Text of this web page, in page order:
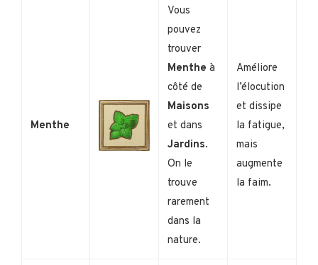
Menthe
Vous
pouvez
trouver
Menthe à
côté de
Maisons
et dans
Jardins.
On le
trouve
rarement
dans la
nature.
Améliore
l’élocution
et dissipe
la fatigue,
mais
augmente
la faim.